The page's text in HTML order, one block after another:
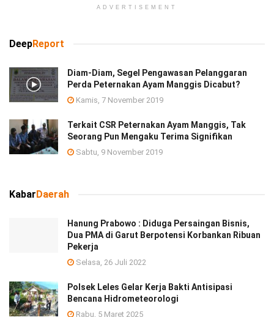
ADVERTISEMENT
DeepReport
Diam-Diam, Segel Pengawasan Pelanggaran
Perda Peternakan Ayam Manggis Dicabut?
Kamis, 7 November 2019
Terkait CSR Peternakan Ayam Manggis, Tak
Seorang Pun Mengaku Terima Signifikan
Sabtu, 9 November 2019
KabarDaerah
Hanung Prabowo : Diduga Persaingan Bisnis,
Dua PMA di Garut Berpotensi Korbankan Ribuan
Pekerja
Selasa, 26 Juli 2022
Polsek Leles Gelar Kerja Bakti Antisipasi
Bencana Hidrometeorologi
Rabu, 5 Maret 2025